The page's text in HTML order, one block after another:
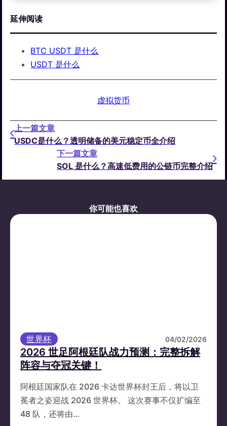
延伸阅读
BTC USDT 是什么
USDT 是什么
虚拟货币
上一篇文章
USDC是什么？透明储备的美元稳定币全介绍
下一篇文章
SOL 是什么？高速低费用的公链币完整介绍
你可能也喜欢
世界杯 04/02/2026
2026 世足阿根廷队战力预测：完整拆解
阵容与夺冠关键！
阿根廷国家队在 2026 卡达世界杯封王后，将以卫
冕者之姿迎战 2026 世界杯。 这次赛事不仅扩编至
48 队，还将由…